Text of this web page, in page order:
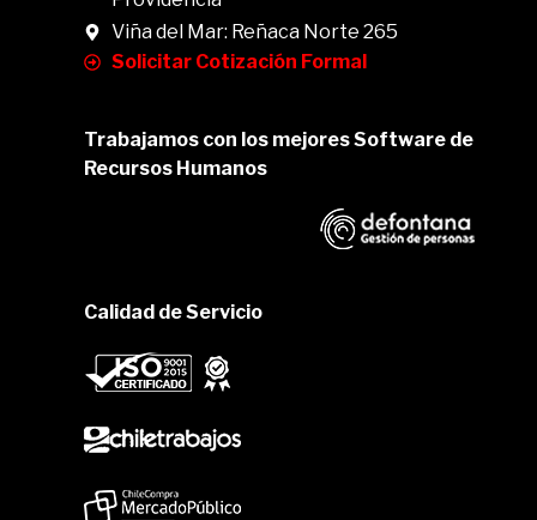
Viña del Mar: Reñaca Norte 265
Solicitar Cotización Formal
Trabajamos con los mejores Software de
Recursos Humanos
Calidad de Servicio